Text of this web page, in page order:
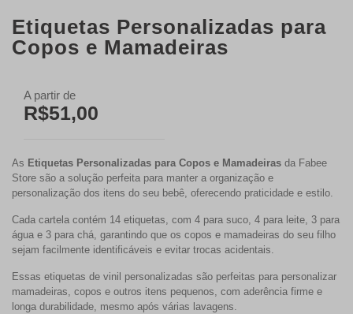
Etiquetas Personalizadas para
Copos e Mamadeiras
A partir de
R$51,00
As Etiquetas Personalizadas para Copos e Mamadeiras da Fabee
Store são a solução perfeita para manter a organização e
personalização dos itens do seu bebê, oferecendo praticidade e estilo.
Cada cartela contém 14 etiquetas, com 4 para suco, 4 para leite, 3 para
água e 3 para chá, garantindo que os copos e mamadeiras do seu filho
sejam facilmente identificáveis e evitar trocas acidentais.
Essas etiquetas de vinil personalizadas são perfeitas para personalizar
mamadeiras, copos e outros itens pequenos, com aderência firme e
longa durabilidade, mesmo após várias lavagens.